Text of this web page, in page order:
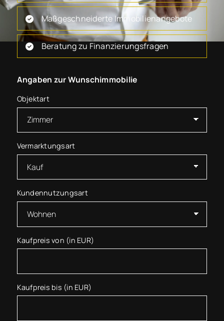
Maßgeschneiderte Immobilienangebote
Beratung zu Finanzierungsfragen
Angaben zur Wunschimmobilie
Objektart
Vermarktungsart
Kundennutzungsart
Kaufpreis von (in EUR)
Kaufpreis bis (in EUR)